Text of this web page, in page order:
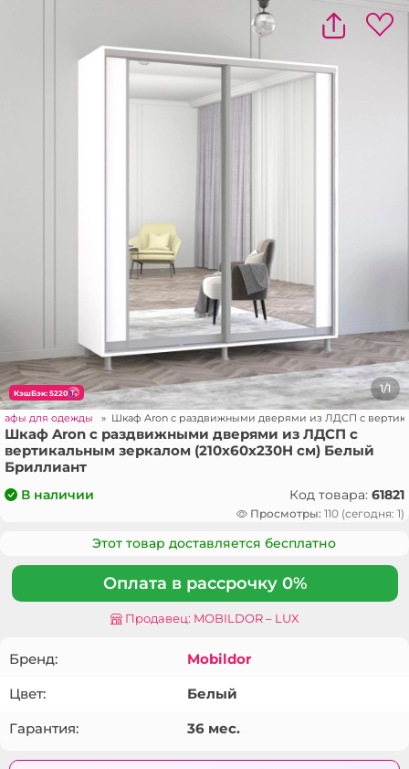
КэшБэк: 5220 1/1
для одежды » Шкаф Aron с раздвижными дверями из ЛДСП с
Шкаф Aron с раздвижными дверями из ЛДСП с
вертикальным зеркалом (210x60x230H см) Белый
Бриллиант
В наличии Код товара: 61821
Просмотры: 110 (сегодня: 1)
Этот товар доставляется бесплатно
Оплата в рассрочку 0%
Продавец: MOBILDOR – LUX
Бренд:
Mobildor
Цвет:
Белый
Гарантия:
36 мес.